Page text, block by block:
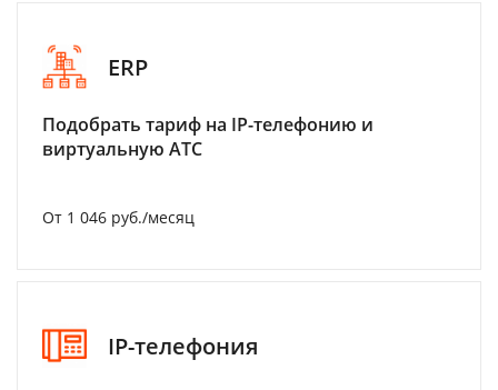
ERP
Подобрать тариф на IP-телефонию и
виртуальную АТС
От 1 046 руб./месяц
IP-телефония